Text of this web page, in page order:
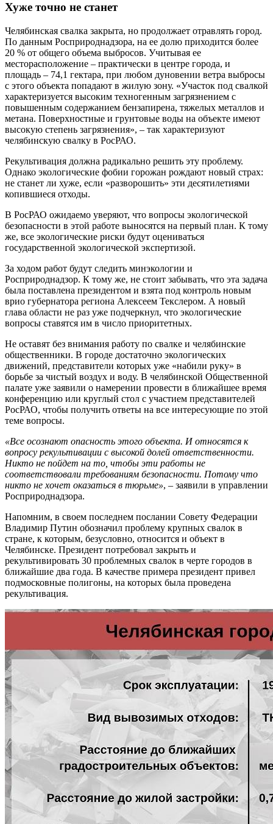
Хуже точно не станет
Челябинская свалка закрыта, но продолжает отравлять город.
По данным Росприроднадзора, на ее долю приходится более
20 % от общего объема выбросов. Учитывая ее
месторасположение – практически в центре города, и
площадь – 74,1 гектара, при любом дуновении ветра выбросы
с этого объекта попадают в жилую зону. «Участок под свалкой
характеризуется высоким техногенным загрязнением с
повышенным содержанием бензапирена, тяжелых металлов и
метана. Поверхностные и грунтовые воды на объекте имеют
высокую степень загрязнения», – так характеризуют
челябинскую свалку в РосРАО.
Рекультивация должна радикально решить эту проблему.
Однако экологические фобии горожан рождают новый страх:
не станет ли хуже, если «разворошить» эти десятилетиями
копившиеся отходы.
В РосРАО ожидаемо уверяют, что вопросы экологической
безопасности в этой работе выносятся на первый план. К тому
же, все экологические риски будут оцениваться
государственной экологической экспертизой.
За ходом работ будут следить минэкологии и
Росприроднадзор. К тому же, не стоит забывать, что эта задача
была поставлена президентом и взята под контроль новым
врио губернатора региона Алексеем Текслером. А новый
глава области не раз уже подчеркнул, что экологические
вопросы ставятся им в число приоритетных.
Не оставят без внимания работу по свалке и челябинские
общественники. В городе достаточно экологических
движений, представители которых уже «набили руку» в
борьбе за чистый воздух и воду. В челябинской Общественной
палате уже заявили о намерении провести в ближайшее время
конференцию или круглый стол с участием представителей
РосРАО, чтобы получить ответы на все интересующие по этой
теме вопросы.
«Все осознают опасность этого объекта. И относятся к
вопросу рекультивации с высокой долей ответственности.
Никто не пойдет на то, чтобы эти работы не
соответствовали требованиям безопасности. Потому что
никто не хочет оказаться в тюрьме», – заявили в управлении
Росприроднадзора.
Напомним, в своем последнем послании Совету Федерации
Владимир Путин обозначил проблему крупных свалок в
стране, к которым, безусловно, относится и объект в
Челябинске. Президент потребовал закрыть и
рекультивировать 30 проблемных свалок в черте городов в
ближайшие два года. В качестве примера президент привел
подмосковные полигоны, на которых была проведена
рекультивация.